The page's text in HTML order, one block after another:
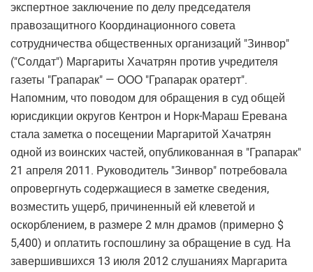
экспертное заключение по делу председателя
правозащитного Координационного совета
сотрудничества общественных организаций "Зинвор"
("Солдат") Маргариты Хачатрян против учредителя
газеты "Грапарак" — ООО "Грапарак оратерт".
Напомним, что поводом для обращения в суд общей
юрисдикции округов Кентрон и Норк-Мараш Еревана
стала заметка о посещении Маргаритой Хачатрян
одной из воинских частей, опубликованная в "Грапарак"
21 апреля 2011. Руководитель "Зинвор" потребовала
опровергнуть содержащиеся в заметке сведения,
возместить ущерб, причиненный ей клеветой и
оскорблением, в размере 2 млн драмов (примерно $
5,400) и оплатить госпошлину за обращение в суд. На
завершившихся 13 июля 2012 слушаниях Маргарита